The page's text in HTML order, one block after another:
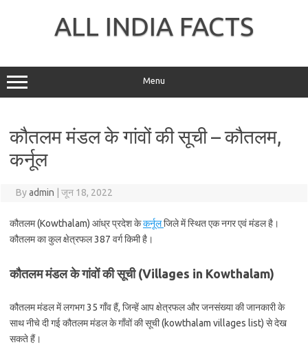
ALL INDIA FACTS
Menu
कौतलम मंडल के गांवों की सूची – कौतलम,
कर्नूल
Byadmin जून 18, 2022
कौतलम (Kowthalam) आंध्र प्रदेश केकर्नूलजिले में स्थित एक नगर एवं मंडल है।
कौतलम का कुल क्षेत्रफल 387 वर्ग किमी है।
कौतलम मंडल के गांवों की सूची (Villages in Kowthalam)
कौतलम मंडल में लगभग 35 गाँव हैं, जिन्हें आप क्षेत्रफल और जनसंख्या की जानकारी के
साथ नीचे दी गई कौतलम मंडल के गाँवों की सूची (kowthalam villages list) से देख
सकते हैं।